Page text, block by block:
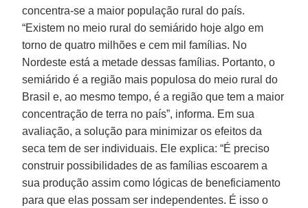
concentra-se a maior população rural do país.
“Existem no meio rural do semiárido hoje algo em
torno de quatro milhões e cem mil famílias. No
Nordeste está a metade dessas famílias. Portanto, o
semiárido é a região mais populosa do meio rural do
Brasil e, ao mesmo tempo, é a região que tem a maior
concentração de terra no país”, informa. Em sua
avaliação, a solução para minimizar os efeitos da
seca tem de ser individuais. Ele explica: “É preciso
construir possibilidades de as famílias escoarem a
sua produção assim como lógicas de beneficiamento
para que elas possam ser independentes. É isso o